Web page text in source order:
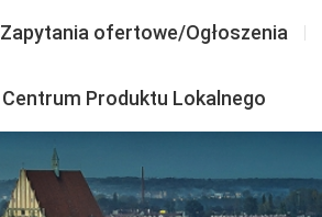
Zapytania ofertowe/Ogłoszenia
Centrum Produktu Lokalnego